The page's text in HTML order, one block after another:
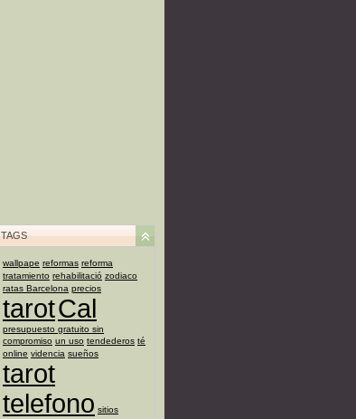
TAGS
wallpape reformas reforma
tratamiento rehabilitació zodiaco
ratas Barcelona precios
tarotCal
presupuesto gratuito sin
compromiso un uso tendederos té
online videncia sueños
tarot
telefono sitios